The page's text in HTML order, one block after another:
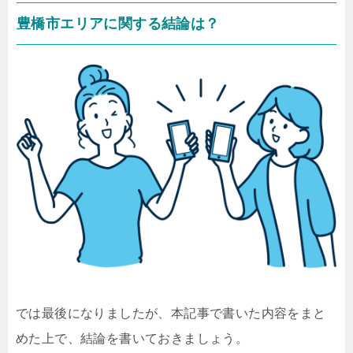
豊橋市エリアに関する結論は？
では最後になりましたが、本記事で書いた内容をまと
めた上で、結論を書いておきましょう。